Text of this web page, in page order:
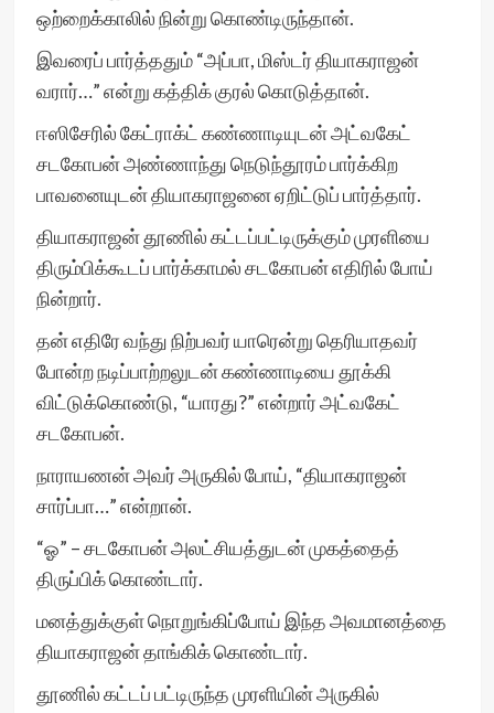
ஒற்றைக்காலில் நின்று கொண்டிருந்தான்.
இவரைப் பார்த்ததும் “அப்பா, மிஸ்டர் தியாகராஜன்
வரார்…” என்று கத்திக் குரல் கொடுத்தான்.
ஈஸிசேரில் கேட்ராக்ட் கண்ணாடியுடன் அட்வகேட்
சடகோபன் அண்ணாந்து நெடுந்தூரம் பார்க்கிற
பாவனையுடன் தியாகராஜனை ஏறிட்டுப் பார்த்தார்.
தியாகராஜன் தூணில் கட்டப்பட்டிருக்கும் முரளியை
திரும்பிக்கூடப் பார்க்காமல் சடகோபன் எதிரில் போய்
நின்றார்.
தன் எதிரே வந்து நிற்பவர் யாரென்று தெரியாதவர்
போன்ற நடிப்பாற்றலுடன் கண்ணாடியை தூக்கி
விட்டுக்கொண்டு, “யாரது?” என்றார் அட்வகேட்
சடகோபன்.
நாராயணன் அவர் அருகில் போய், “தியாகராஜன்
சார்ப்பா…” என்றான்.
“ஓ” – சடகோபன் அலட்சியத்துடன் முகத்தைத்
திருப்பிக் கொண்டார்.
மனத்துக்குள் நொறுங்கிப்போய் இந்த அவமானத்தை
தியாகராஜன் தாங்கிக் கொண்டார்.
தூணில் கட்டப் பட்டிருந்த முரளியின் அருகில்